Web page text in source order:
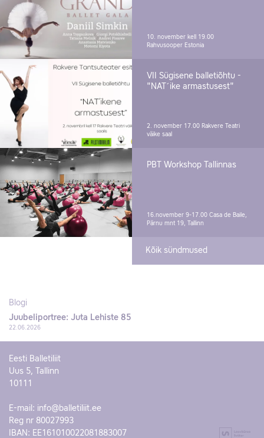
10. november kell 19.00
Rahvusooper Estonia
VII Sügisene balletiõhtu -
"NAT´ike armastusest"
2. november 17.00 Rakvere Teatri
väike saal
PBT Workshop Tallinnas
16.november 9-17.00 Casa de Baile,
Pärnu mnt 19, Tallinn
Kõik sündmused
Blogi
Juubeliportree: Juta Lehiste 85
22.06.2026
Eesti Balletiliit
Uus 5, Tallinn
10111
E-mail: info@balletiliit.ee
Reg nr 80027993
IBAN: EE161010022081883007